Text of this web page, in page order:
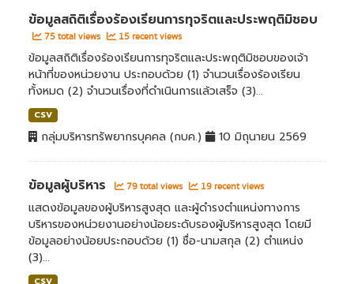
ข้อมูลสถิติเรื่องร้องเรียนการทุจริตและประพฤติมิชอบ
75 total views 15 recent views
ข้อมูลสถิติเรื่องร้องเรียนการทุจริตและประพฤติมิชอบของเจ้า
หน้าที่ของหน่วยงาน ประกอบด้วย (1) จำนวนเรื่องร้องเรียน
ทั้งหมด (2) จำนวนเรื่องที่ดำเนินการแล้วเสร็จ (3)...
CSV
กลุ่มบริหารทรัพยากรบุคคล (กบค.) 10 มิถุนายน 2569
ข้อมูลผู้บริหาร 79 total views 19 recent views
แสดงข้อมูลของผู้บริหารสูงสุด และผู้ดำรงตำแหน่งทางการ
บริหารของหน่วยงานอย่างน้อยระดับรองผู้บริหารสูงสุด โดยมี
ข้อมูลอย่างน้อยประกอบด้วย (1) ชื่อ-นามสกุล (2) ตำแหน่ง
(3)...
CSV